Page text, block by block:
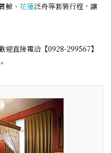
鯨、 花蓮泛舟等套裝行程，讓
迎直接電洽【0928-299567】